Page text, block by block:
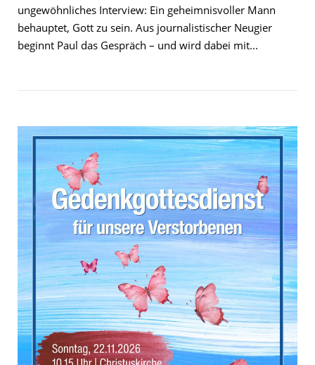
ungewöhnliches Interview: Ein geheimnisvoller Mann
behauptet, Gott zu sein. Aus journalistischer Neugier
beginnt Paul das Gespräch – und wird dabei mit...
Open post